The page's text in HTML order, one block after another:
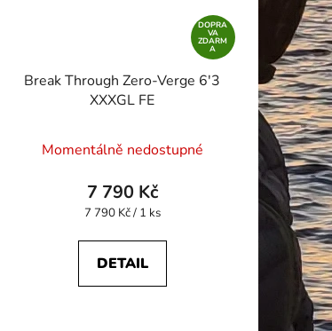
DOPRA
VA
ZDARM
A
Break Through Zero-Verge 6'3
XXXGL FE
hodnocení
produktu
je
z
Momentálně nedostupné
7 790 Kč
Měrná
7 790 Kč / 1 ks
DETAIL